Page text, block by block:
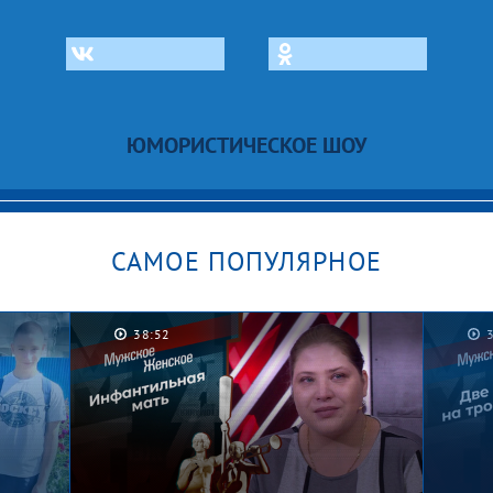
ЮМОРИСТИЧЕСКОЕ ШОУ
САМОЕ ПОПУЛЯРНОЕ
38:52